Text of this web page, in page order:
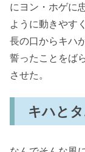
にヨン・ホゲに
ように動きやす
長の口からキハ
誓ったことをば
させた。
キハと